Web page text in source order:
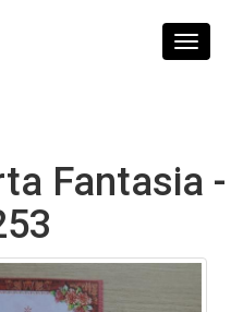
Toggle
Fantasia -